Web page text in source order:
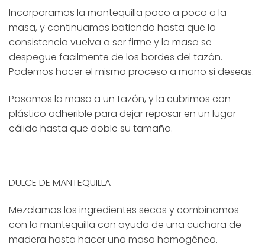
Incorporamos la mantequilla poco a poco a la
masa, y continuamos batiendo hasta que la
consistencia vuelva a ser firme y la masa se
despegue facilmente de los bordes del tazón.
Podemos hacer el mismo proceso a mano si deseas.
Pasamos la masa a un tazón, y la cubrimos con
plástico adherible para dejar reposar en un lugar
cálido hasta que doble su tamaño.
DULCE DE MANTEQUILLA
Mezclamos los ingredientes secos y combinamos
con la mantequilla con ayuda de una cuchara de
madera hasta hacer una masa homogénea.